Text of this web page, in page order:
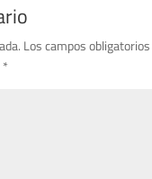
Los campos obligatorios
*